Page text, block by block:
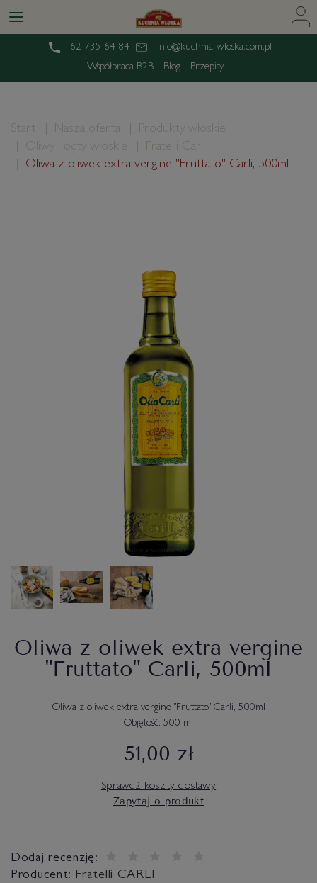
62 735 64 84
info@kuchnia-wloska.com.pl
Współpraca B2B
Blog Przepisy
Start Nasza oferta
Produkty włoskie
Oliwy i octy włoskie
Fratelli Carli
Oliwa z oliwek extra vergine "Fruttato" Carli, 500ml
Oliwa z oliwek extra vergine
"Fruttato" Carli, 500ml
Oliwa z oliwek extra vergine "Fruttato" Carli, 500ml
Objętość: 500 ml
51,00 zł
Sprawdź koszty dostawy
Zapytaj o produkt
Dodaj recenzję:
Producent: Fratelli CARLI